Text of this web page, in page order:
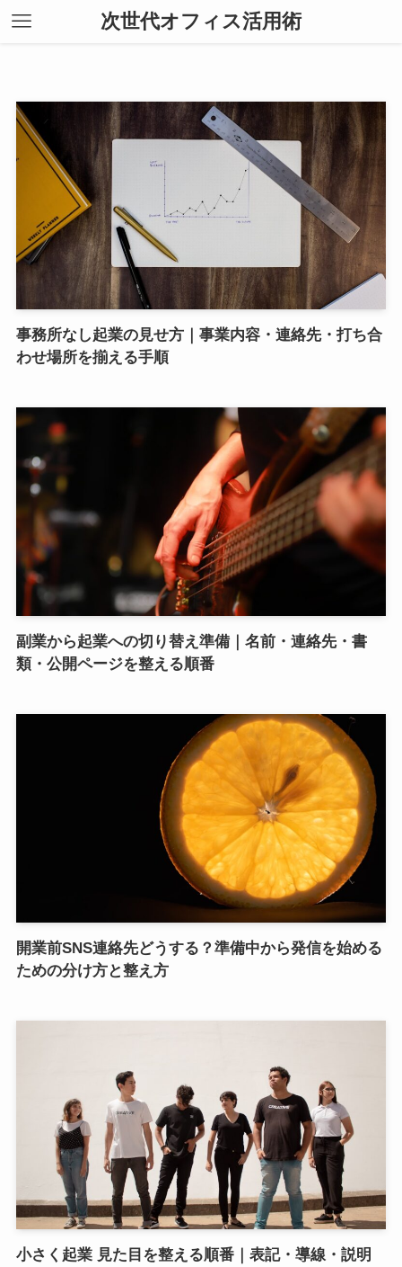
次世代オフィス活用術
事務所なし起業の見せ方｜事業内容・連絡先・打ち合
わせ場所を揃える手順
副業から起業への切り替え準備｜名前・連絡先・書
類・公開ページを整える順番
開業前SNS連絡先どうする？準備中から発信を始める
ための分け方と整え方
小さく起業 見た目を整える順番｜表記・導線・説明